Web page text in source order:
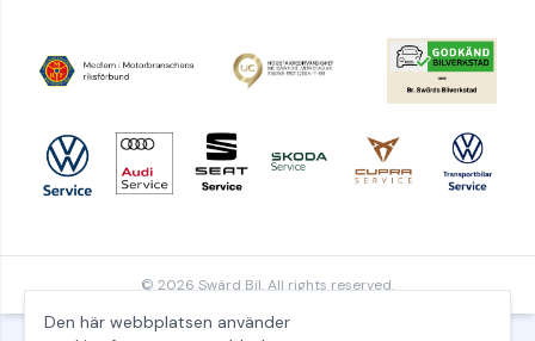
Den här webbplatsen använder
© 2026 Swärd Bil. All rights reserved.